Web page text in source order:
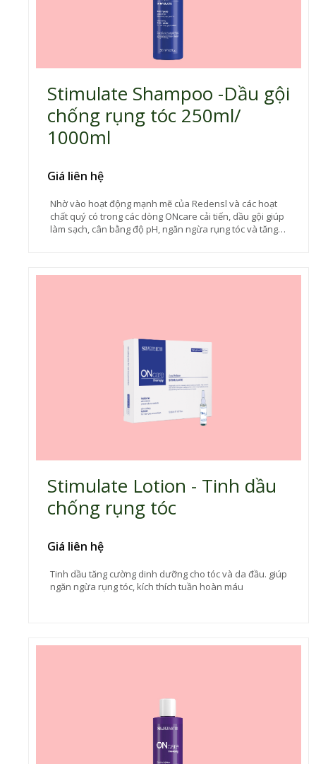
Stimulate Shampoo -Dầu gội
chống rụng tóc 250ml/
1000ml
Giá liên hệ
Nhờ vào hoạt động mạnh mẽ của Redensl và các hoạt
chất quý có trong các dòng ONcare cải tiến, dầu gội giúp
làm sạch, cân bằng độ pH, ngăn ngừa rụng tóc và tăng
Stimulate Lotion - Tinh dầu
chống rụng tóc
Giá liên hệ
Tinh dầu tăng cường dinh dưỡng cho tóc và da đầu. giúp
ngăn ngừa rụng tóc, kích thích tuần hoàn máu